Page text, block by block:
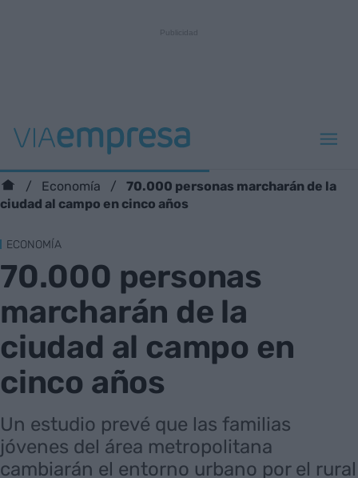
Economía
70.000 personas marcharán de la
ciudad al campo en cinco años
ECONOMÍA
70.000 personas
marcharán de la
ciudad al campo en
cinco años
Un estudio prevé que las familias
jóvenes del área metropolitana
cambiarán el entorno urbano por el rural